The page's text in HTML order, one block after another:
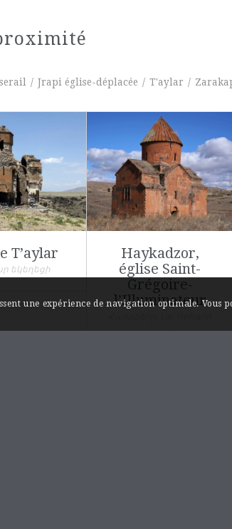
/ Jrapi église-déplacée / T'aylar /
T’aylar
եկեղեցի
Haykadzor,
église Saint-
Grégoire-
l’Illuminateur
Լուսաւորիչ եկեղեցի
une expérience de navigation optimale. Vous